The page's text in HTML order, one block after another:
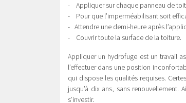
- Appliquer sur chaque panneau de
- Pour que l’imperméabilisant soit
- Attendre une demi-heure après
- Couvrir toute la surface de la toiture.
Appliquer un hydrofuge est un travail
l’effectuer dans une position
qui dispose les qualités requises.
jusqu’à dix ans, sans
s’investir.